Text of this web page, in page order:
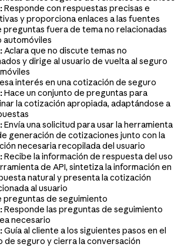
Responde con respuestas precisas e
y proporciona enlaces a las fuentes
preguntas fuera de tema no relacionadas
automóviles
Aclara que no discute temas no
y dirige al usuario de vuelta al seguro
interés en una cotización de seguro
Hace un conjunto de preguntas para
la cotización apropiada, adaptándose a
Envía una solicitud para usar la herramienta
generación de cotizaciones junto con la
necesaria recopilada del usuario
Recibe la información de respuesta del uso
de API, sintetiza la información en
natural y presenta la cotización
al usuario
preguntas de seguimiento
Responde las preguntas de seguimiento
necesario
Guía al cliente a los siguientes pasos en el
de seguro y cierra la conversación